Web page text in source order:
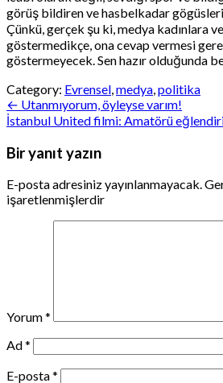
görüş bildiren ve hasbelkadar
Çünkü, gerçek şu ki, medya kadınlara
göstermedikçe, ona cevap vermesi
göstermeyecek. Sen hazır olduğunda
Category: Evrensel,medya,politika
Yazı
gezinmesi
← Utanmıyorum, öyleyse varım!
İstanbul United filmi: Amatörü
Bir yanıt yazın
E-posta adresiniz yayınlanmayacak.
işaretlenmişlerdir
Yorum*
Ad*
E-posta*